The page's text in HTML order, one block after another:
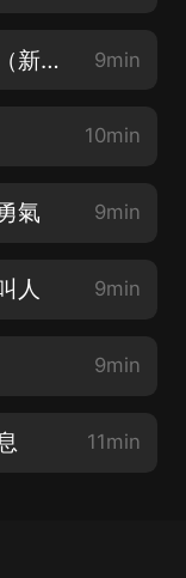
都市神醫歸來 第3章 不是個夢（新書上傳，求訂閱，求評論） 9min
10min
氣 9min
人 9min
9min
11min